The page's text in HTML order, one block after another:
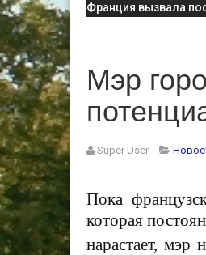
Франция вызвала
Мэр
Super User
Пока
которая
нарастает,